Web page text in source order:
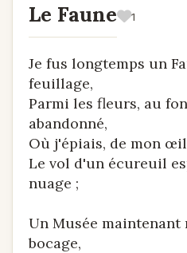
Le Faune 1
Je fus longtemps un
feuillage,
Parmi les fleurs, au
abandonné,
Où j'épiais, de mon
Le vol d'un écureuil
nuage ;
Un Musée
bocage,